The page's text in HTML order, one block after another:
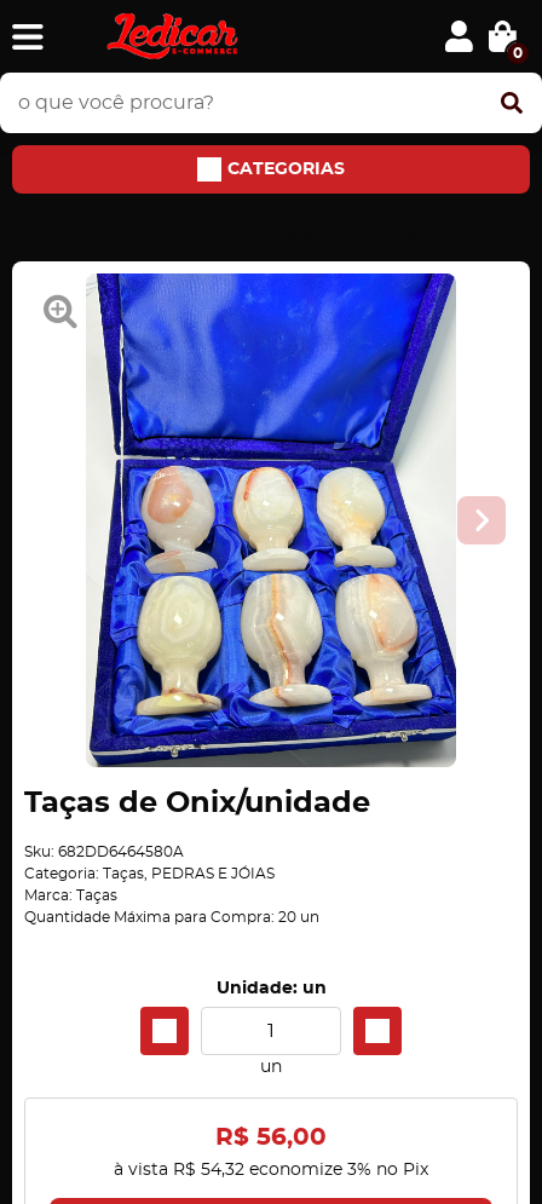
0
CATEGORIAS
Taças de Onix/unidade
Sku: 682DD6464580A
Categoria:
Taças
PEDRAS E JÓIAS
Marca:
Taças
Quantidade Máxima para Compra: 20 un
Unidade: un
un
R$ 56,00
à vista R$ 54,32 economize 3% no Pix